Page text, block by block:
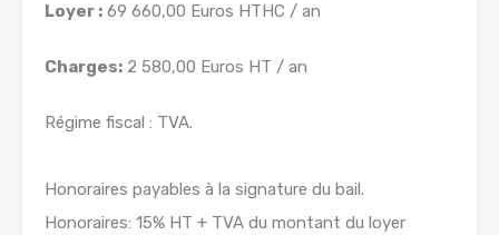
Loyer : 69 660,00 Euros HTHC / an
Charges: 2 580,00 Euros HT / an
Régime fiscal : TVA.
Honoraires payables à la signature du bail.
Honoraires: 15% HT + TVA du montant du loyer